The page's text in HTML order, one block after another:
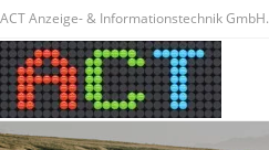
ACT Anzeige- & Informationstechnik GmbH.